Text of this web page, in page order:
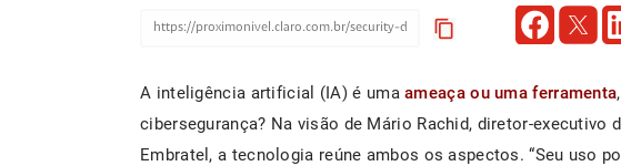
content_copy
A inteligência artificial (IA) é umaameaça ou uma ferramenta
cibersegurança? Na visão de Mário Rachid, diretor-executivo
Embratel, a tecnologia reúne ambos os aspectos. “Seu uso